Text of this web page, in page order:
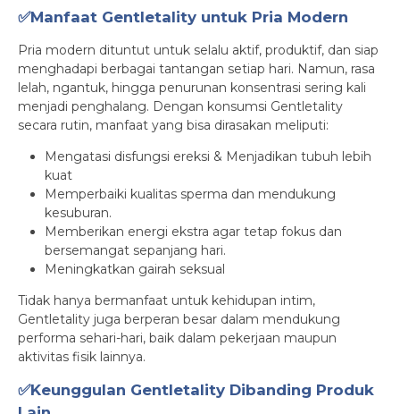
✅Manfaat Gentletality untuk Pria Modern
Pria modern dituntut untuk selalu aktif, produktif, dan siap
menghadapi berbagai tantangan setiap hari. Namun, rasa
lelah, ngantuk, hingga penurunan konsentrasi sering kali
menjadi penghalang. Dengan konsumsi Gentletality
secara rutin, manfaat yang bisa dirasakan meliputi:
Mengatasi disfungsi ereksi & Menjadikan tubuh lebih
kuat
Memperbaiki kualitas sperma dan mendukung
kesuburan.
Memberikan energi ekstra agar tetap fokus dan
bersemangat sepanjang hari.
Meningkatkan gairah seksual
Tidak hanya bermanfaat untuk kehidupan intim,
Gentletality juga berperan besar dalam mendukung
performa sehari-hari, baik dalam pekerjaan maupun
aktivitas fisik lainnya.
✅Keunggulan Gentletality Dibanding Produk